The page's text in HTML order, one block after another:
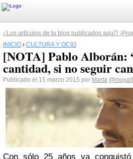
¿Los artículos de tu blog publicados aquí?
INICIO › CULTURA Y OCIO
[NOTA] Pablo Alborán:
cantidad, si no seguir
Publicado el 15 marzo 2015 por Marta
Con sólo 25 años ya